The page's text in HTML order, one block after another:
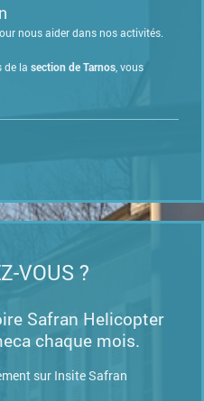
nous aider dans nos activités.
de la section de Tarnos , vous
VOUS ?
Safran Helicopter
chaque mois.
sur Insite Safran